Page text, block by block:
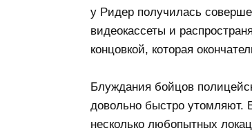
у Ридер получилась
видеокассеты и
концовкой, которая
Блуждания бойцов
довольно быстро утомляют.
несколько любопытных